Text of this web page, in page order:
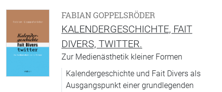
FABIAN GOPPELSRÖDER
KALENDERGESCHICHTE, FAIT
DIVERS, TWITTER.
Zur Medienästhetik kleiner Formen
Kalendergeschichte und Fait Divers als
Ausgangspunkt einer grundlegenden